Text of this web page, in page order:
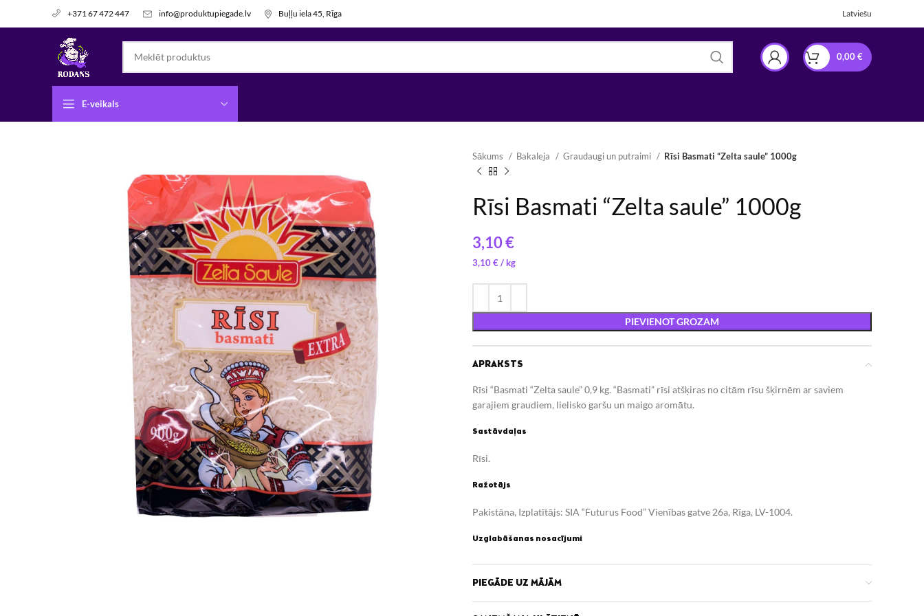
+371 67 472 447 info@produktupiegade.lv Buļļu iela 45, Rīga Latviešu
0,00€
E-veikals
Sākums Bakaleja Graudaugi un putraimi Rīsi Basmati “Zelta saule” 1000g
Rīsi Basmati “Zelta saule” 1000g
€
3,10€/
PIEVIENOT GROZAM
APRAKSTS
Rīsi “Basmati “Zelta saule” 0,9 kg. “Basmati” rīsi atšķiras no citām rīsu šķirnēm ar saviem
garajiem graudiem, lielisko garšu un maigo aromātu.
Sastāvdaļas
Rīsi.
Ražotājs
Pakistāna, Izplatītājs: SIA “Futurus Food” Vienības gatve 26a, Rīga, LV-1004.
Uzglabāšanas nosacījumi
Derīgs līdz skatīt uz iepakojuma. Uzglabāšanas temperatūra: 15°C – 25°C.
PIEGĀDE UZ MĀJĀM